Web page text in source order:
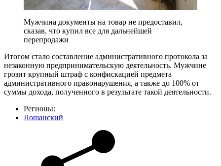
Мужчина документы на товар не предоставил,
сказав, что купил все для дальнейшей
перепродажи
Итогом стало составление административного протокола за
незаконную предпринимательскую деятельность. Мужчине
грозит крупный штраф с конфискацией предмета
административного правонарушения, а также до 100% от
суммы дохода, полученного в результате такой деятельности.
Регионы:
Лошанский